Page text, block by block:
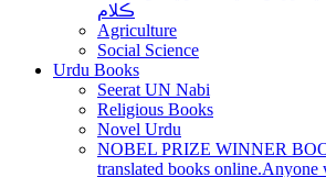
ڪلام
Agriculture
Social Science
Urdu Books
Seerat UN Nabi
Religious Books
Novel Urdu
NOBEL PRIZE WINNER
translated books online.Anyone